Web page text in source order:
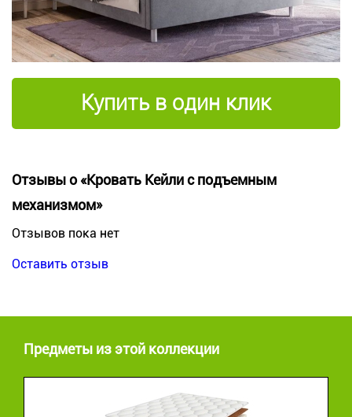
Купить в один клик
Отзывы о «Кровать Кейли с подъемным
механизмом»
Отзывов пока нет
Оставить отзыв
Предметы из этой коллекции